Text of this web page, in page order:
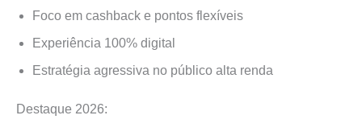
Foco em cashback e pontos flexíveis
Experiência 100% digital
Estratégia agressiva no público alta renda
Destaque 2026: